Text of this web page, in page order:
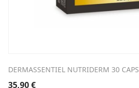
DERMASSENTIEL NUTRIDERM 30 CAPS
35,90€